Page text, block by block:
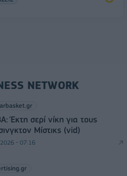
NETWORK
Έκτη σερί νίκη για τους
Μίστικς (vid)
- 07:16